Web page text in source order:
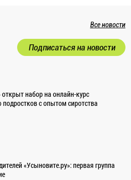
Все новости
Подписаться на новости
набор на онлайн-курс
с опытом сиротства
«Усыновите.ру»: первая группа